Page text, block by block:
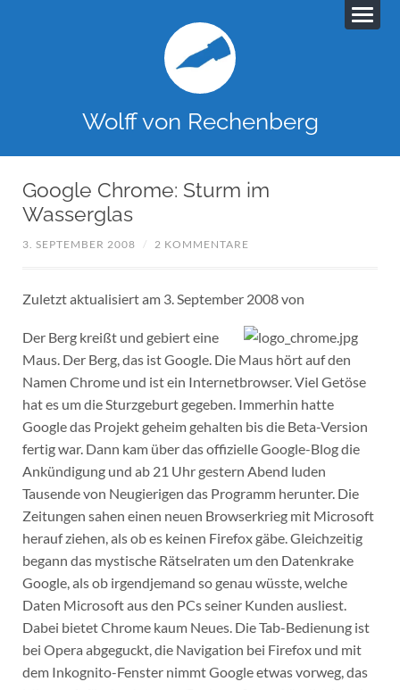
Wolff von Rechenberg
Google Chrome: Sturm im
Wasserglas
3. SEPTEMBER 2008 / 2 KOMMENTARE
Zuletzt aktualisiert am 3. September 2008 von
Der Berg kreißt und gebiert eine
Maus. Der Berg, das ist Google. Die Maus hört auf den
Namen Chrome und ist ein Internetbrowser. Viel Getöse
hat es um die Sturzgeburt gegeben. Immerhin hatte
Google das Projekt geheim gehalten bis die Beta-Version
fertig war. Dann kam über das offizielle Google-Blog die
Ankündigung und ab 21 Uhr gestern Abend luden
Tausende von Neugierigen das Programm herunter. Die
Zeitungen sahen einen neuen Browserkrieg mit Microsoft
herauf ziehen, als ob es keinen Firefox gäbe. Gleichzeitig
begann das mystische Rätselraten um den Datenkrake
Google, als ob irgendjemand so genau wüsste, welche
Daten Microsoft aus den PCs seiner Kunden ausliest.
Dabei bietet Chrome kaum Neues. Die Tab-Bedienung ist
bei Opera abgeguckt, die Navigation bei Firefox und mit
dem Inkognito-Fenster nimmt Google etwas vorweg, das